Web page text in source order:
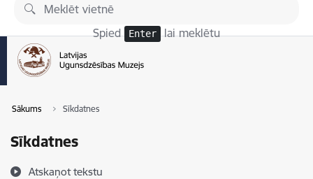
Pāriet uz lapas saturu
Spied Enter lai meklētu
Sākums Sīkdatnes
Sīkdatnes
Atskaņot tekstu